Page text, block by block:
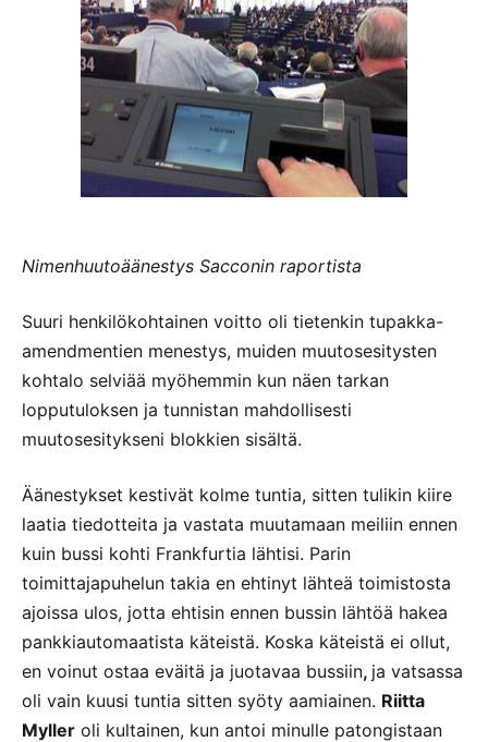
Nimenhuutoäänestys Sacconin raportista
Suuri henkilökohtainen voitto oli tietenkin tupakka-
amendmentien menestys, muiden muutosesitysten
kohtalo selviää myöhemmin kun näen tarkan
lopputuloksen ja tunnistan mahdollisesti
muutosesitykseni blokkien sisältä.
Äänestykset kestivät kolme tuntia, sitten tulikin kiire
laatia tiedotteita ja vastata muutamaan meiliin ennen
kuin bussi kohti Frankfurtia lähtisi. Parin
toimittajapuhelun takia en ehtinyt lähteä toimistosta
ajoissa ulos, jotta ehtisin ennen bussin lähtöä hakea
pankkiautomaatista käteistä. Koska käteistä ei ollut,
en voinut ostaa eväitä ja juotavaa bussiin, ja vatsassa
oli vain kuusi tuntia sitten syöty aamiainen. Riitta
Myller oli kultainen, kun antoi minulle patongistaan